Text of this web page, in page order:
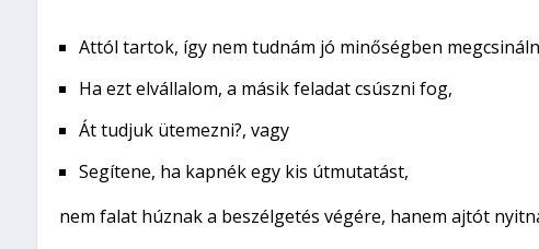
Attól tartok, így nem tudnám jó minőségben
Ha ezt elvállalom, a másik feladat csúszni fog,
Át tudjuk ütemezni?, vagy
Segítene, ha kapnék egy kis útmutatást,
nem falat húznak a beszélgetés végére, hanem ajtót